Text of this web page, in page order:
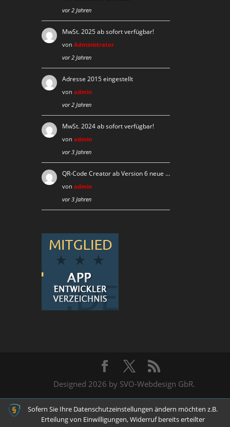
vor 2 Jahren
MwSt. 2025 ab sofort verfügbar!
von Administrator
vor 2 Jahren
Adresse 2015 eingestellt
von admin
vor 2 Jahren
MwSt. 2024 ab sofort verfügbar!
von admin
vor 3 Jahren
QR-Code Creator ab Version 6 neue …
von admin
vor 3 Jahren
Designed 2026 by SVO-Webdesign GbR.
Sofern Sie Ihre Datenschutzeinstellungen ändern möchten z.B.
Erteilung von Einwilligungen, Widerruf bereits erteilter